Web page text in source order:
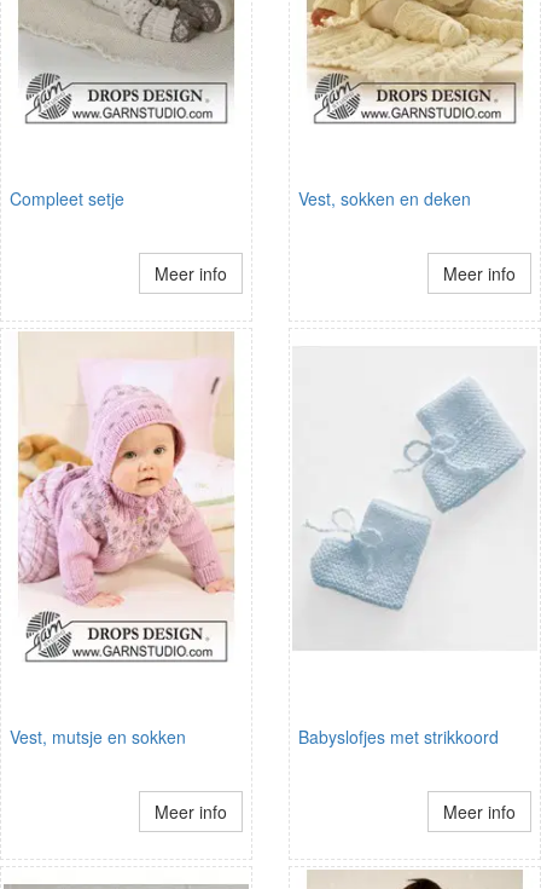
Compleet setje
Meer info
Vest, sokken en deken
Meer info
Vest, mutsje en sokken
Meer info
Babyslofjes met strikkoord
Meer info